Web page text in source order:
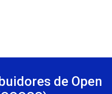
de Open